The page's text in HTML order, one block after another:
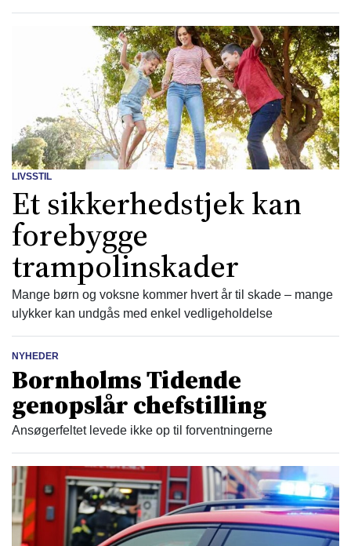
LIVSSTIL
Et sikkerhedstjek kan
forebygge
trampolinskader
Mange børn og voksne kommer hvert år til skade – mange
ulykker kan undgås med enkel vedligeholdelse
NYHEDER
Bornholms Tidende
genopslår chefstilling
Ansøgerfeltet levede ikke op til forventningerne